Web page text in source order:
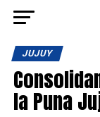
JUJUY
la Puna